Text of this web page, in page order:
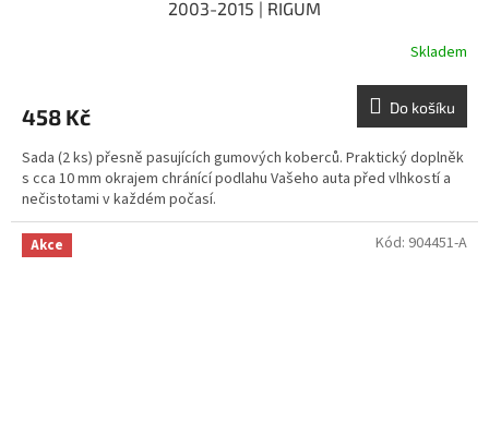
2003-2015 | RIGUM
Skladem
458 Kč Do košíku
Sada (2 ks) přesně pasujících gumových koberců. Praktický doplněk
s cca 10 mm okrajem chránící podlahu Vašeho auta před vlhkostí a
nečistotami v každém počasí.
Akce Kód: 904451-A